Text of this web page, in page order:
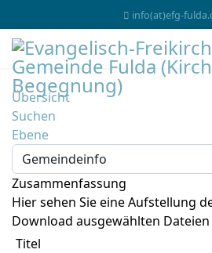
info(at)efg-
Übersicht
Suchen
Ebene
Zusammenfassung
Hier sehen Sie eine Aufstellung
Download ausgewählten Dateien
Titel